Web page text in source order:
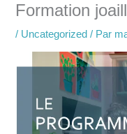
Formation
/ Uncategorized / Par